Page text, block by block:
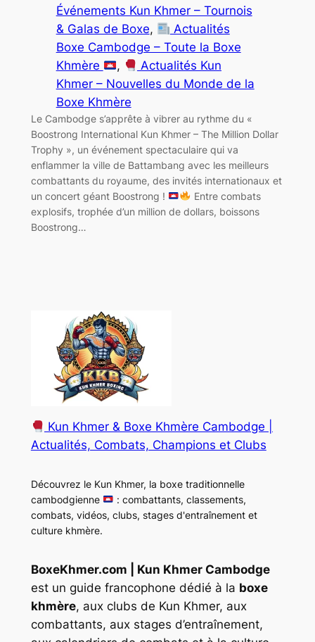
Événements Kun Khmer – Tournois
& Galas de Boxe,
Actualités
Boxe Cambodge – Toute la Boxe
Khmère
,
Actualités Kun
Khmer – Nouvelles du Monde de la
Boxe Khmère
Le Cambodge s’apprête à vibrer au rythme du «
Boostrong International Kun Khmer – The Million Dollar
Trophy », un événement spectaculaire qui va
enflammer la ville de Battambang avec les meilleurs
combattants du royaume, des invités internationaux et
un concert géant Boostrong !
Entre combats
explosifs, trophée d’un million de dollars, boissons
Boostrong…
Kun Khmer & Boxe Khmère Cambodge |
Actualités, Combats, Champions et Clubs
Découvrez le Kun Khmer, la boxe traditionnelle
cambodgienne
: combattants, classements,
combats, vidéos, clubs, stages d'entraînement et
culture khmère.
BoxeKhmer.com | Kun Khmer Cambodge
est un guide francophone dédié à la boxe
khmère, aux clubs de Kun Khmer, aux
combattants, aux stages d’entraînement,